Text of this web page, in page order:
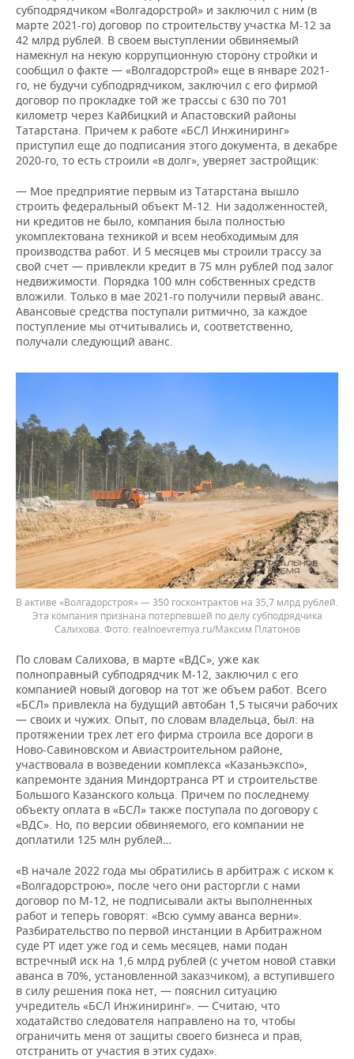
субподрядчиком «Волгадорстрой» и заключил с ним (в
марте 2021-го) договор по строительству участка М-12 за
42 млрд рублей. В своем выступлении обвиняемый
намекнул на некую коррупционную сторону стройки и
сообщил о факте — «Волгадорстрой» еще в январе 2021-
го, не будучи субподрядчиком, заключил с его фирмой
договор по прокладке той же трассы с 630 по 701
километр через Кайбицкий и Апастовский районы
Татарстана. Причем к работе «БСЛ Инжиниринг»
приступил еще до подписания этого документа, в декабре
2020-го, то есть строили «в долг», уверяет застройщик:
— Мое предприятие первым из Татарстана вышло
строить федеральный объект М-12. Ни задолженностей,
ни кредитов не было, компания была полностью
укомплектована техникой и всем необходимым для
производства работ. И 5 месяцев мы строили трассу за
свой счет — привлекли кредит в 75 млн рублей под залог
недвижимости. Порядка 100 млн собственных средств
вложили. Только в мае 2021-го получили первый аванс.
Авансовые средства поступали ритмично, за каждое
поступление мы отчитывались и, соответственно,
получали следующий аванс.
В активе «Волгадорстроя» — 350 госконтрактов на 35,7 млрд рублей.
Эта компания признана потерпевшей по делу субподрядчика
Салихова.
realnoevremya.ru/Максим Платонов
По словам Салихова, в марте «ВДС», уже как
полноправный субподрядчик М-12, заключил с его
компанией новый договор на тот же объем работ. Всего
«БСЛ» привлекла на будущий автобан 1,5 тысячи рабочих
— своих и чужих. Опыт, по словам владельца, был: на
протяжении трех лет его фирма строила все дороги в
Ново-Савиновском и Авиастроительном районе,
участвовала в возведении комплекса «Казаньэкспо»,
капремонте здания Миндортранса РТ и строительстве
Большого Казанского кольца. Причем по последнему
объекту оплата в «БСЛ» также поступала по договору с
«ВДС». Но, по версии обвиняемого, его компании не
доплатили 125 млн рублей…
«В начале 2022 года мы обратились в арбитраж с иском к
«Волгадорстрою», после чего они расторгли с нами
договор по М-12, не подписывали акты выполненных
работ и теперь говорят: «Всю сумму аванса верни».
Разбирательство по первой инстанции в Арбитражном
суде РТ идет уже год и семь месяцев, нами подан
встречный иск на 1,6 млрд рублей (с учетом новой ставки
аванса в 70%, установленной заказчиком), а вступившего
в силу решения пока нет, — пояснил ситуацию
учредитель «БСЛ Инжиниринг». — Считаю, что
ходатайство следователя направлено на то, чтобы
ограничить меня от защиты своего бизнеса и прав,
отстранить от участия в этих судах».